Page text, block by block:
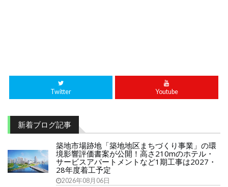
Twitter Youtube
新着ブログ記事
築地市場跡地「築地地区まちづくり事業」の環
境影響評価書案が公開！高さ210mのホテル・
サービスアパートメントなど1期工事は2027・
28年度着工予定
2026年08月06日